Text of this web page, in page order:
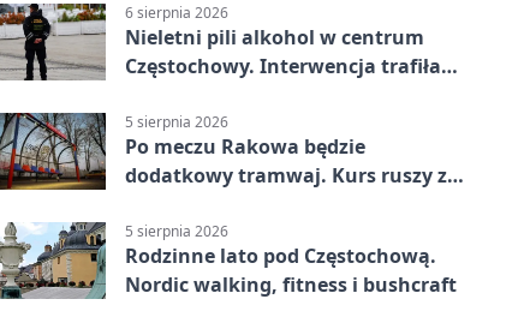
6 sierpnia 2026
Nieletni pili alkohol w centrum
Częstochowy. Interwencja trafiła
5 sierpnia 2026
Po meczu Rakowa będzie
dodatkowy tramwaj. Kurs ruszy ze
5 sierpnia 2026
Rodzinne lato pod Częstochową.
Nordic walking, fitness i bushcraft